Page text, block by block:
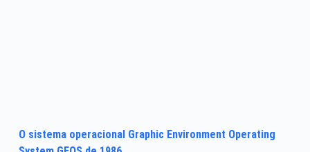
O sistema operacional Graphic Environment Operating